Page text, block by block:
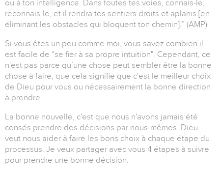
ou à ton intelligence. Dans toutes tes voies, connais-le,
reconnais-le, et il rendra tes sentiers droits et aplanis [en
éliminant les obstacles qui bloquent ton chemin].” (AMP)
Si vous êtes un peu comme moi, vous savez combien il
est facile de “se fier à sa propre intuition". Cependant, ce
n'est pas parce qu’une chose peut sembler être la bonne
chose à faire, que cela signifie que c'est le meilleur choix
de Dieu pour vous ou nécessairement la bonne direction
à prendre.
La bonne nouvelle, c'est que nous n'avons jamais été
censés prendre des décisions par nous-mêmes. Dieu
veut nous aider à faire les bons choix à chaque étape du
processus. Je veux partager avec vous 4 étapes à suivre
pour prendre une bonne décision.